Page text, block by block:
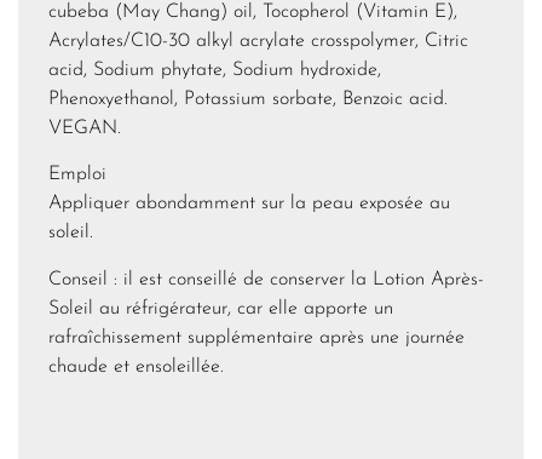
cubeba (May Chang) oil, Tocopherol (Vitamin E),
Acrylates/C10-30 alkyl acrylate crosspolymer, Citric
acid, Sodium phytate, Sodium hydroxide,
Phenoxyethanol, Potassium sorbate, Benzoic acid.
VEGAN.
Emploi
Appliquer abondamment sur la peau exposée au
soleil.
Conseil : il est conseillé de conserver la Lotion Après-
Soleil au réfrigérateur, car elle apporte un
rafraîchissement supplémentaire après une journée
chaude et ensoleillée.